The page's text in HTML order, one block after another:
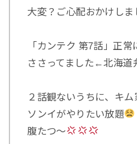
大変？ご心配おかけしま
「カンテク 第7話」正常
ささってました←北海道
２話観ないうちに、キム
ソンイがやりたい放題
腹たつ〜